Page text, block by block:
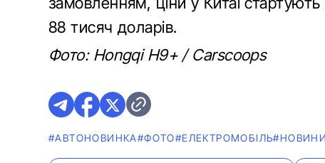
88 тисяч доларів.
Фото: Hongqi H9+ / Carscoops
#АВТОНОВИНКА#ФОТО#ЕЛЕКТРОМОБІЛЬ#НОВИНИ